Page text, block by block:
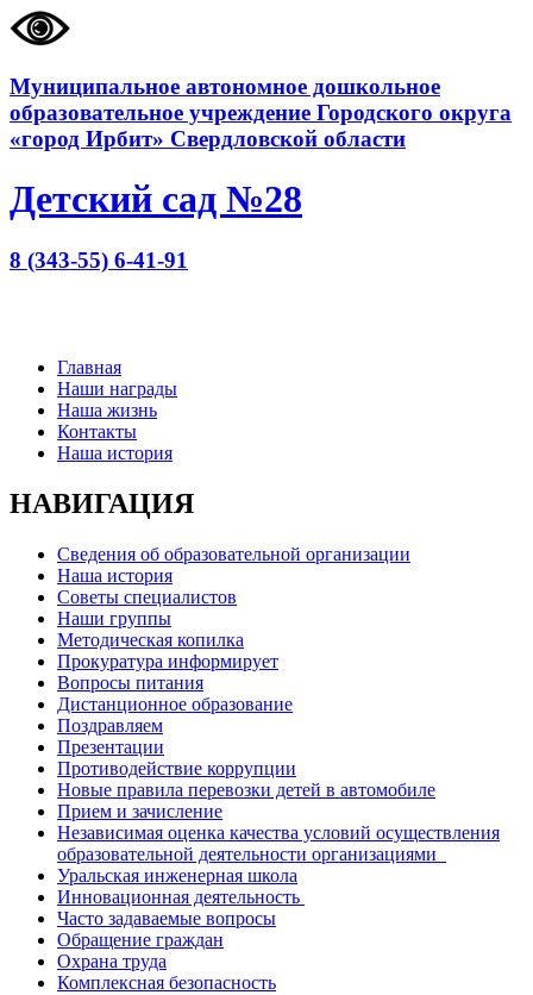
Муниципальное автономное дошкольное
образовательное учреждение Городского округа
«город Ирбит» Свердловской области
Детский сад №28
8 (343-55) 6-41-91
Главная
Наши награды
Наша жизнь
Контакты
Наша история
НАВИГАЦИЯ
Сведения об образовательной организации
Наша история
Советы специалистов
Наши группы
Методическая копилка
Прокуратура информирует
Вопросы питания
Дистанционное образование
Поздравляем
Презентации
Противодействие коррупции
Новые правила перевозки детей в автомобиле
Прием и зачисление
Независимая оценка качества условий осуществления
образовательной деятельности организациями
Уральская инженерная школа
Инновационная деятельность
Часто задаваемые вопросы
Обращение граждан
Охрана труда
Комплексная безопасность